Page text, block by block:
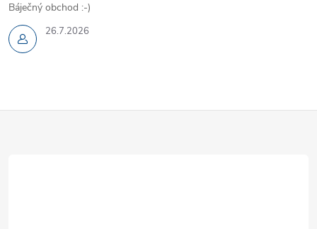
26.7.2026
Báječný obchod :-)